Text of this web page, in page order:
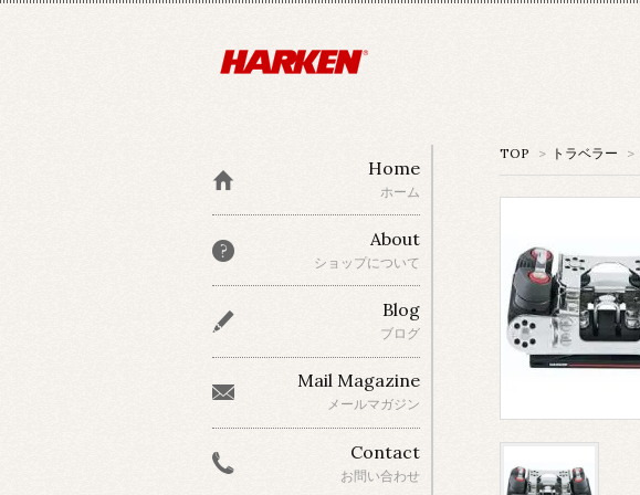
TOP > トラベラー >
Home
ホーム
About
ショップについて
Blog
ブログ
Mail Magazine
メールマガジン
Contact
お問い合わせ